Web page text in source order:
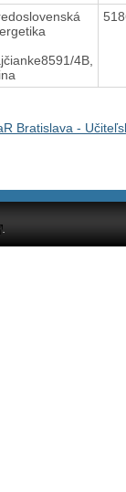
4B,
Bratislava -